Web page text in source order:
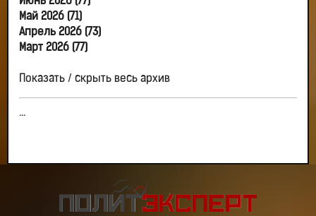
Май 2026 (71)
Апрель 2026 (73)
Март 2026 (77)
Показать / скрыть весь архив
...